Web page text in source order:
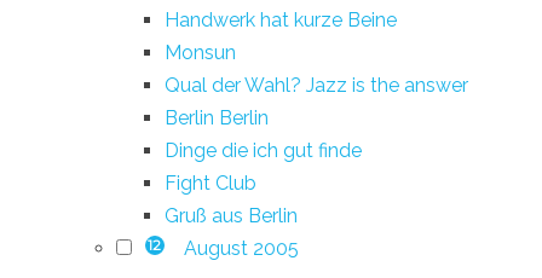
Handwerk hat kurze Beine
Monsun
Qual der Wahl? Jazz is the answer
Berlin Berlin
Dinge die ich gut finde
Fight Club
Gruß aus Berlin
12 August 2005